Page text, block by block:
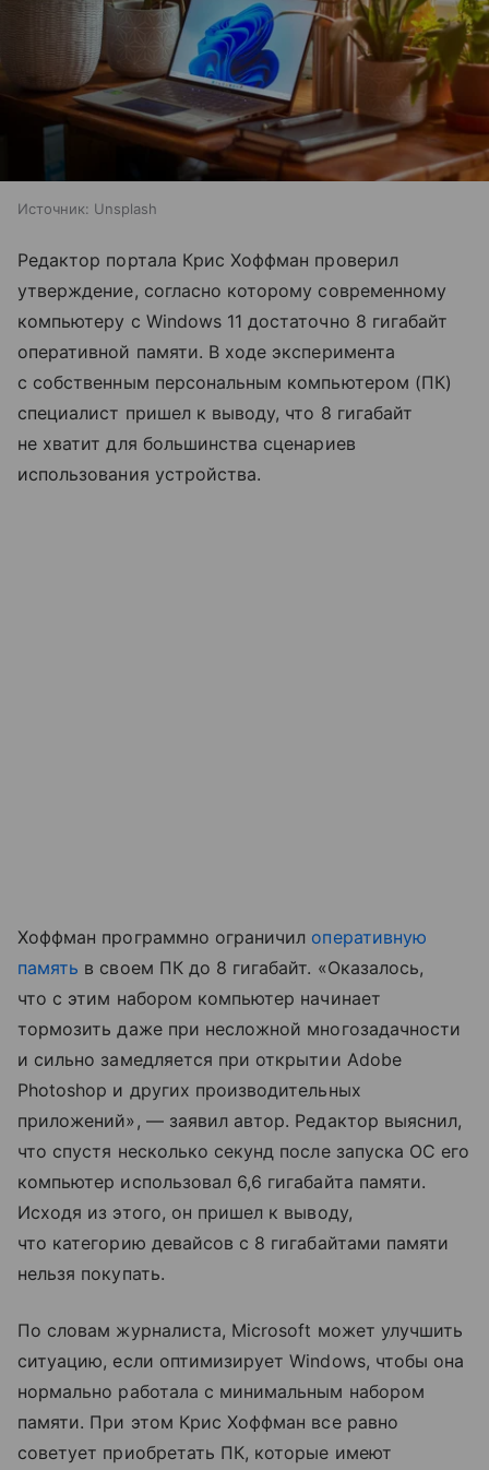
Источник: Unsplash
Редактор портала Крис Хоффман проверил
утверждение, согласно которому современному
компьютеру с Windows 11 достаточно 8 гигабайт
оперативной памяти. В ходе эксперимента
с собственным персональным компьютером (ПК)
специалист пришел к выводу, что 8 гигабайт
не хватит для большинства сценариев
использования устройства.
Хоффман программно ограничил оперативную
память в своем ПК до 8 гигабайт. «Оказалось,
что с этим набором компьютер начинает
тормозить даже при несложной многозадачности
и сильно замедляется при открытии Adobe
Photoshop и других производительных
приложений», — заявил автор. Редактор выяснил,
что спустя несколько секунд после запуска ОС его
компьютер использовал 6,6 гигабайта памяти.
Исходя из этого, он пришел к выводу,
что категорию девайсов с 8 гигабайтами памяти
нельзя покупать.
По словам журналиста, Microsoft может улучшить
ситуацию, если оптимизирует Windows, чтобы она
нормально работала с минимальным набором
памяти. При этом Крис Хоффман все равно
советует приобретать ПК, которые имеют